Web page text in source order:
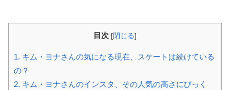
目次 [閉じる]
1. キム・ヨナさんの気になる現在、スケートは続けている
の？
2. キム・ヨナさんのインスタ、その人気の高さにびっく